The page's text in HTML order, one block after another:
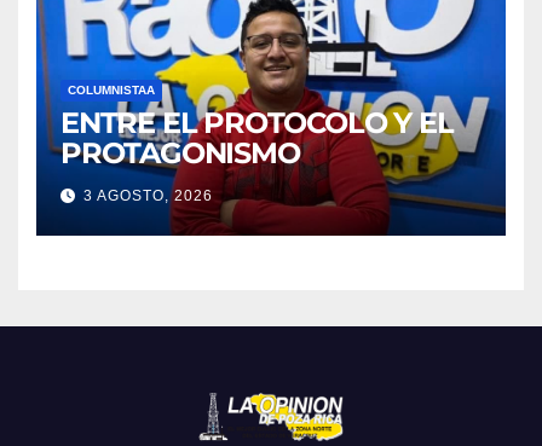
COLUMNISTAA
ENTRE EL PROTOCOLO Y EL
PROTAGONISMO
3 AGOSTO, 2026